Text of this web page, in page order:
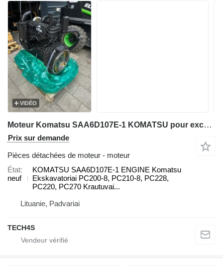
VIDÉO
Moteur Komatsu SAA6D107E-1 KOMATSU pour excavateur Komatsu PC200-8, PC210-8, PC228, PC220, PC270, WA200, WA250, WA270, WA320, WA380
Prix sur demande
Pièces détachées de moteur - moteur
État
neuf
KOMATSU SAA6D107E-1 ENGINE Komatsu
Ekskavatoriai PC200-8, PC210-8, PC228,
PC220, PC270 Krautuvai...
Lituanie, Padvariai
TECH4S